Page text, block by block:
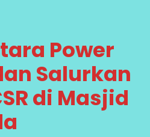
Power
Salurkan
di Masjid